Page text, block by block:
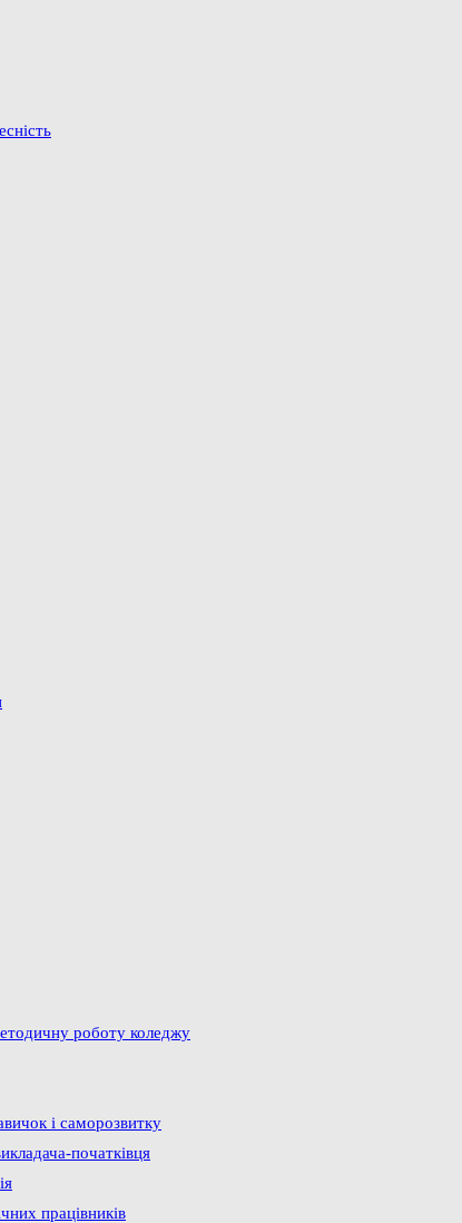
роботу коледжу
і саморозвитку
початківця
працівників